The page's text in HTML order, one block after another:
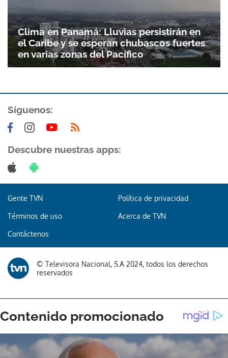
Clima en Panamá: Lluvias persistirán en
el Caribe y se esperan chubascos fuertes
en varias zonas del Pacífico
Síguenos:
Descubre nuestras apps:
Gente TVN Política de privacidad
Términos de uso Acerca de TVN
Contáctenos
© Televisora Nacional, S.A 2024, todos los derechos
reservados